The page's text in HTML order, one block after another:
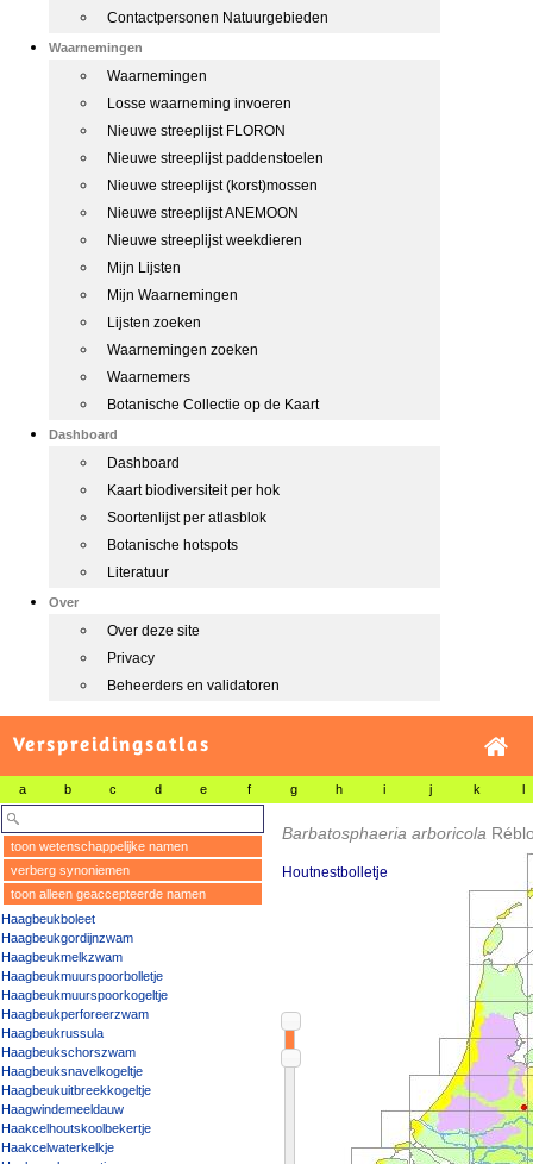
Contactpersonen Natuurgebieden
Waarnemingen
Waarnemingen
Losse waarneming invoeren
Nieuwe streeplijst FLORON
Nieuwe streeplijst paddenstoelen
Nieuwe streeplijst (korst)mossen
Nieuwe streeplijst ANEMOON
Nieuwe streeplijst weekdieren
Mijn Lijsten
Mijn Waarnemingen
Lijsten zoeken
Waarnemingen zoeken
Waarnemers
Botanische Collectie op de Kaart
Dashboard
Dashboard
Kaart biodiversiteit per hok
Soortenlijst per atlasblok
Botanische hotspots
Literatuur
Over
Over deze site
Privacy
Beheerders en validatoren
Verspreidingsatlas
a b c d e f g h i j k l
toon wetenschappelijke namen
verberg synoniemen
toon alleen geaccepteerde namen
Haagbeukboleet
Haagbeukgordijnzwam
Haagbeukmelkzwam
Haagbeukmuurspoorbolletje
Haagbeukmuurspoorkogeltje
Haagbeukperforeerzwam
Haagbeukrussula
Haagbeukschorszwam
Haagbeuksnavelkogeltje
Haagbeukuitbreekkogeltje
Haagwindemeeldauw
Haakcelhoutskoolbekertje
Haakcelwaterkelkje
Barbatosphaeria arboricola
Houtnestbolletje